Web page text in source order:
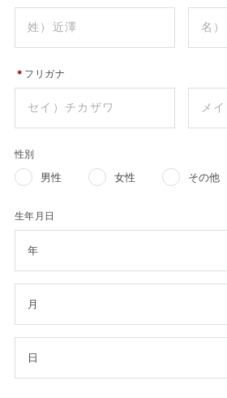
＊ フリガナ
性別
男性 女性 その他
生年月日